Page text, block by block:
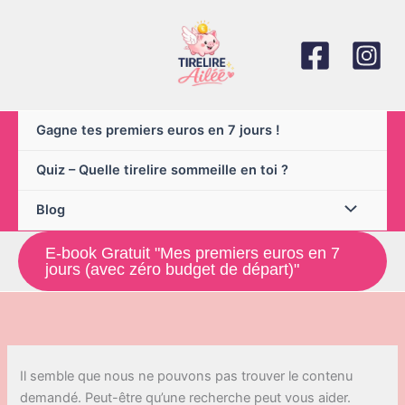
Gagne tes premiers euros en 7 jours !
Quiz – Quelle tirelire sommeille en toi ?
Blog
E-book Gratuit "Mes premiers euros en 7
jours (avec zéro budget de départ)"
Il semble que nous ne pouvons pas trouver le contenu
demandé. Peut-être qu’une recherche peut vous aider.